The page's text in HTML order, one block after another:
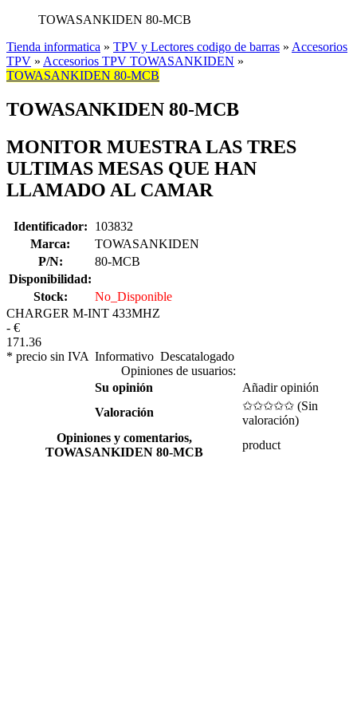
TOWASANKIDEN 80-MCB
Tienda informatica » TPV y Lectores codigo de barras » Accesorios
TPV » Accesorios TPV TOWASANKIDEN »
TOWASANKIDEN 80-MCB
TOWASANKIDEN 80-MCB
MONITOR MUESTRA LAS TRES
ULTIMAS MESAS QUE HAN
LLAMADO AL CAMAR
Identificador:
103832
Marca:
TOWASANKIDEN
P/N:
80-MCB
Disponibilidad:
Stock:
No_Disponible
CHARGER M-INT 433MHZ
- €
171.36
* precio sin IVA Informativo Descatalogado
Opiniones de usuarios:
Su opinión
Añadir opinión
Valoración
✩✩✩✩✩ (Sin
valoración)
Opiniones y comentarios,
TOWASANKIDEN 80-MCB
product